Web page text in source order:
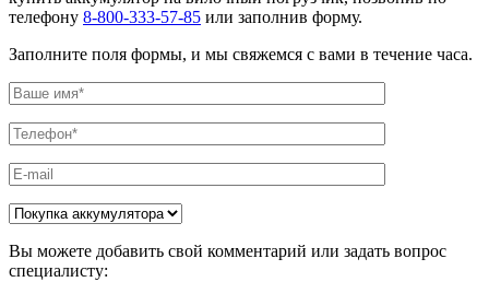
телефону 8-800-333-57-85 или заполнив форму.
Заполните поля формы, и мы свяжемся с вами в течение часа.
Вы можете добавить свой комментарий или задать вопрос
специалисту: